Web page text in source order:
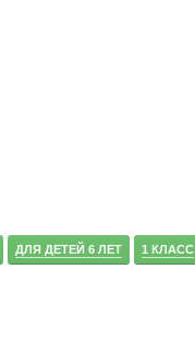
ДЛЯ ДЕТЕЙ 6 ЛЕТ 1 КЛАСС